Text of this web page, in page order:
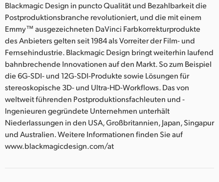
Blackmagic Design in puncto Qualität und Bezahlbarkeit die
Postproduktionsbranche revolutioniert, und die mit einem
Emmy™ ausgezeichneten DaVinci Farbkorrekturprodukte
des Anbieters gelten seit 1984 als Vorreiter der Film- und
Fernsehindustrie. Blackmagic Design bringt weiterhin laufend
bahnbrechende Innovationen auf den Markt. So zum Beispiel
die 6G-SDI- und 12G-SDI-Produkte sowie Lösungen für
stereoskopische 3D- und Ultra-HD-Workflows. Das von
weltweit führenden Postproduktionsfachleuten und -
Ingenieuren gegründete Unternehmen unterhält
Niederlassungen in den USA, Großbritannien, Japan, Singapur
und Australien. Weitere Informationen finden Sie auf
www.blackmagicdesign.com/at